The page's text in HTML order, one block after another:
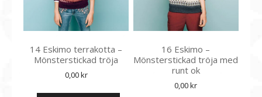
14 Eskimo terrakotta –
Mönsterstickad tröja
0,00kr
16 Eskimo –
Mönsterstickad tröja med
runt ok
0,00kr